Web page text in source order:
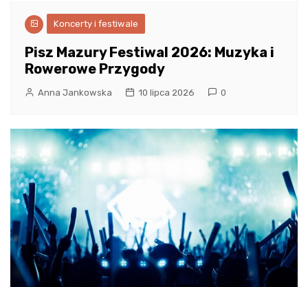
Koncerty i festiwale
Pisz Mazury Festiwal 2026: Muzyka i
Rowerowe Przygody
Anna Jankowska 10 lipca 2026 0